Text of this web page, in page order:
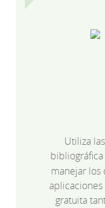
Utiliza
manejar los
gratuita